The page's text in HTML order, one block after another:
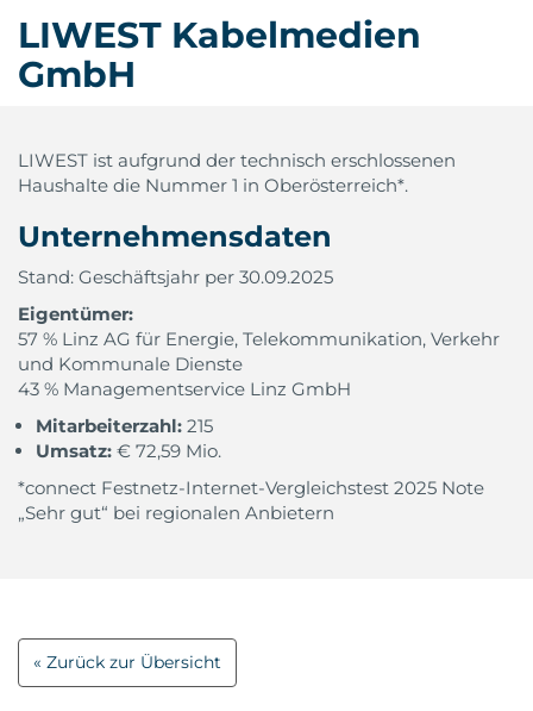
LIWEST Kabelmedien
GmbH
LIWEST ist aufgrund der technisch erschlossenen
Haushalte die Nummer 1 in Oberösterreich*.
Unternehmensdaten
Stand: Geschäftsjahr per 30.09.2025
Eigentümer:
57 % Linz AG für Energie, Telekommunikation, Verkehr
und Kommunale Dienste
43 % Managementservice Linz GmbH
Mitarbeiterzahl: 215
Umsatz: € 72,59 Mio.
*connect Festnetz-Internet-Vergleichstest 2025 Note
„Sehr gut“ bei regionalen Anbietern
Zurück zur Übersicht